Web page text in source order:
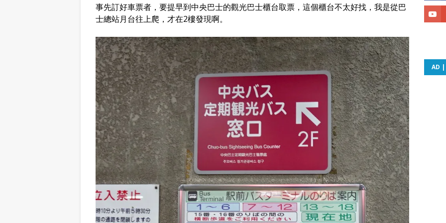
事先訂好車票者，要提早到中央巴士的觀光巴士櫃台取票，這個櫃台不太好找，我是從巴
士總站月台往上爬，才在2樓發現啊。
AD |